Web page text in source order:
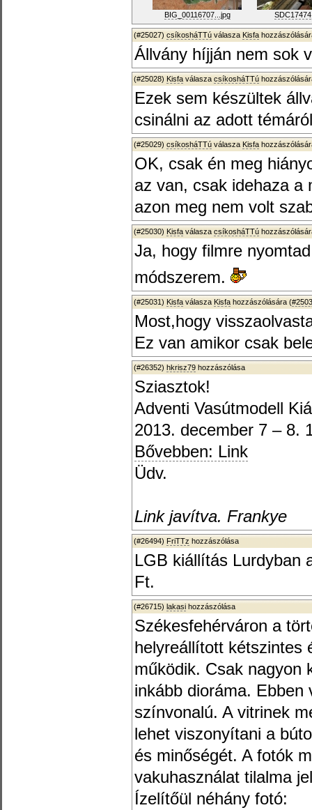
BIG_00116707...jpg
(#25027) csíkosháTTú válasza Kisfa
Állvány híjján nem sok
(#25028) Kisfa válasza csíkosháTTú
Ezek sem készültek
csinálni az adott
(#25029) csíkosháTTú válasza Kisfa
OK, csak én meg
az van, csak idehaza a
azon meg nem volt
(#25030) Kisfa válasza csíkosháTTú
Ja, hogy filmre
módszerem.
(#25031) Kisfa válasza Kisfa hozzászólására (
Most,hogy
Ez van amikor csak
(#26352) hkrisz79 hozzászólása
Sziasztok!
Adventi Vasútmodell
2013. december 7 – 8.
Bővebben: Link
Üdv.
Link javítva. Frankye
(#26494) FriTTz hozzászólása
LGB kiállítás Lurdyban
Ft.
(#26715) lakasi hozzászólása
Székesfehérváron a
helyreállított kétszintes
működik. Csak nagyon
inkább dioráma. Ebben
színvonalú. A vitrinek
lehet viszonyítani a
és minőségét. A fotók
vakuhasználat tilalma
Ízelítőül néhány fotó: